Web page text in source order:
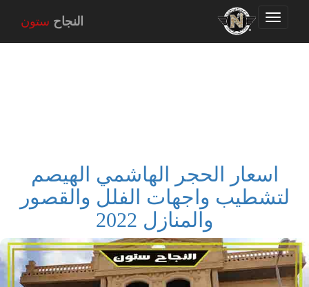
Toggle
navigation
النجاح ستون
اسعار الحجر الهاشمي الهيصم
لتشطيب واجهات الفلل والقصور
والمنازل 2022